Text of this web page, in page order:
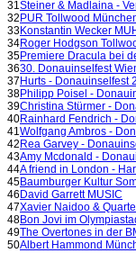
31Steiner & Madlaina -
32 PUR Tollwood
33Konstantin Wecker
34Roger Hodgson
35Premiere Dracula bei
3630. Donauinselfest
37 Hurts - Donauinselfest
38Philipp Poisel -
39Christina Stürmer -
40Rainhard Fendrich -
41Wolfgang Ambros -
42 Rea Garvey -
43Amy Mcdonald -
44A friend in London -
45Baumburger Kultur
46 David Garrett MUSIC
47Xavier Naidoo &
48Bon Jovi im
49The Overtones in der
50Albert Hammond